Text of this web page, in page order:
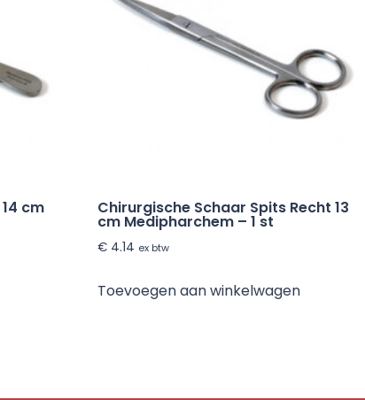
cm Chirurgische Schaar Spits Recht 13
cm Medipharchem – 1 st
€ 4.14 ex btw
Toevoegen aan winkelwagen